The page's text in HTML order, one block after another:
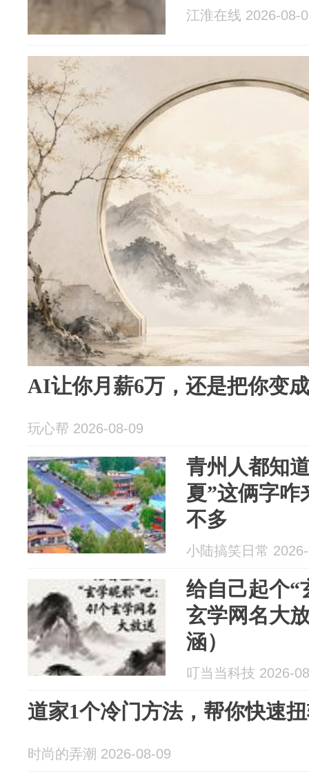
江淮在线 2026-08-
AI让你月薪6万，还是把你变
玩心帮 2026-08-09
青州人都知
夏”这俩字咋
不多
小陆搞笑日常
给自己起个“
玄学网名大
涵）
叮当当科技 2026-
道家1个冷门方法，帮你快速
时尚的弄潮 2026-08-09